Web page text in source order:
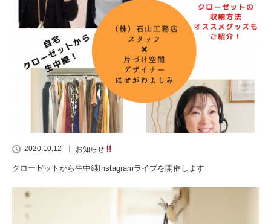
2020.10.12 お知らせ
クローゼットから生中継Instagramライブを開催します